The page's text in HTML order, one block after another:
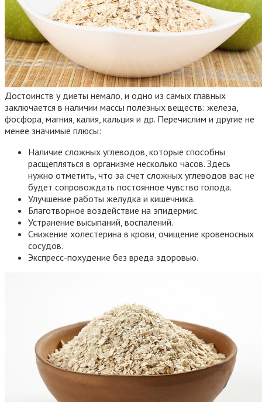
Достоинств у диеты немало, и одно из самых главных
заключается в наличии массы полезных веществ: железа,
фосфора, магния, калия, кальция и др. Перечислим и другие не
менее значимые плюсы:
Наличие сложных углеводов, которые способны
расщепляться в организме несколько часов. Здесь
нужно отметить, что за счет сложных углеводов вас не
будет сопровождать постоянное чувство голода.
Улучшение работы желудка и кишечника.
Благотворное воздействие на эпидермис.
Устранение высыпаний, воспалений.
Снижение холестерина в крови, очищение кровеносных
сосудов.
Экспресс-похудение без вреда здоровью.